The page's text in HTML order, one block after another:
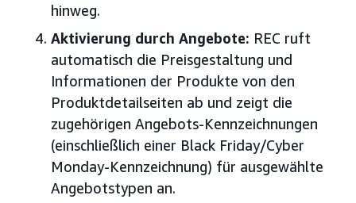
hinweg.
Aktivierung durch Angebote: REC ruft
automatisch die Preisgestaltung und
Informationen der Produkte von den
Produktdetailseiten ab und zeigt die
zugehörigen Angebots-Kennzeichnungen
(einschließlich einer Black Friday/Cyber
Monday-Kennzeichnung) für ausgewählte
Angebotstypen an.